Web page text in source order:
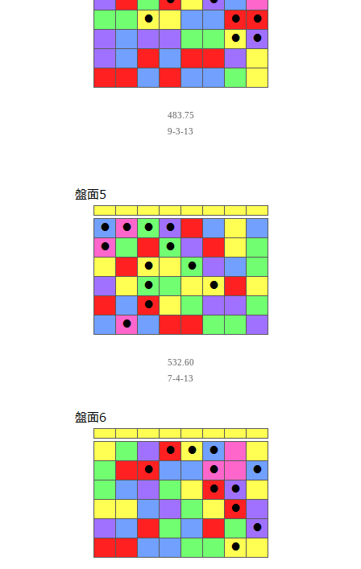
483.75
9-3-13
532.60
7-4-13